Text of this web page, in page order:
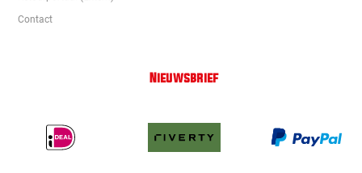
Contact
Nieuwsbrief